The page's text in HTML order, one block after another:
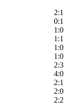
2:1
0:1
1:0
1:1
1:0
1:0
2:3
4:0
2:1
2:0
2:2